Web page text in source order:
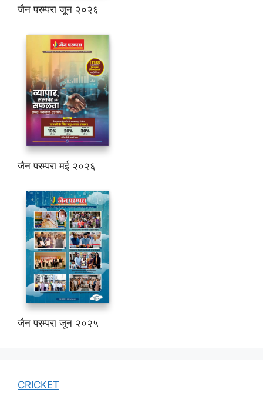
जैन परम्परा जून २०२६
जैन परम्परा मई २०२६
जैन परम्परा जून २०२५
CRICKET